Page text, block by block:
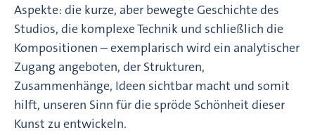
Aspekte: die kurze, aber bewegte Geschichte des
Studios, die komplexe Technik und schließlich die
Kompositionen – exemplarisch wird ein analytischer
Zugang angeboten, der Strukturen,
Zusammenhänge, Ideen sichtbar macht und somit
hilft, unseren Sinn für die spröde Schönheit dieser
Kunst zu entwickeln.